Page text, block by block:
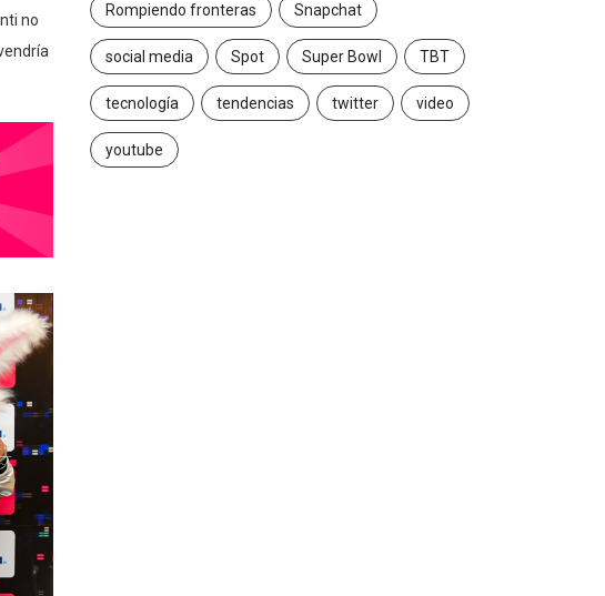
no
Rompiendo fronteras Snapchat
social media Spot Super Bowl TBT
tecnología tendencias twitter video
youtube